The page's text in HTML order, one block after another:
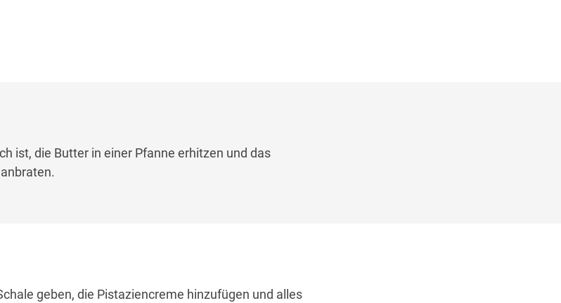
ist, die Butter in einer Pfanne erhitzen und das
geben, die Pistaziencreme hinzufügen und alles